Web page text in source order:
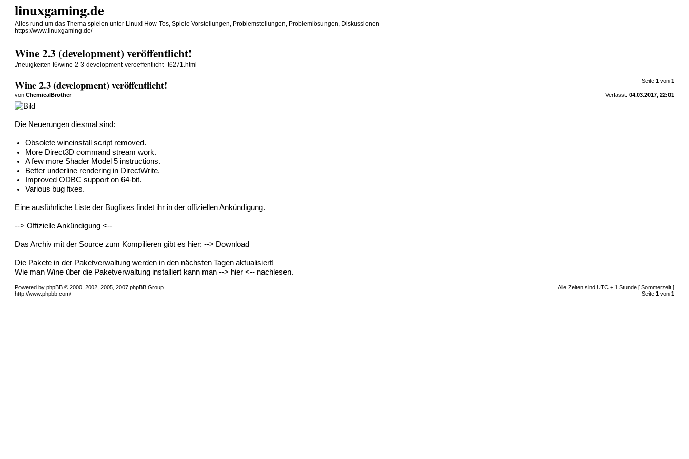
linuxgaming.de
Alles rund um das Thema spielen unter Linux! How-Tos, Spiele Vorstellungen, Problemstellungen, Problemlösungen, Diskussionen
https://www.linuxgaming.de/
Wine 2.3 (development) veröffentlicht!
./neuigkeiten-f6/wine-2-3-development-veroeffentlicht--t6271.html
Seite 1von 1
Wine 2.3 (development) veröffentlicht!
Verfasst: 04.03.2017, 22:01
vonChemicalBrother
Die Neuerungen diesmal sind:
Obsolete wineinstall script removed.
More Direct3D command stream work.
A few more Shader Model 5 instructions.
Better underline rendering in DirectWrite.
Improved ODBC support on 64-bit.
Various bug fixes.
Eine ausführliche Liste der Bugfixes findet ihr in der offiziellen Ankündigung.
-->Offizielle Ankündigung <--
Das Archiv mit der Source zum Kompilieren gibt es hier: --> Download
Die Pakete in der Paketverwaltung werden in den nächsten Tagen aktualisiert!
Wie man Wine über die Paketverwaltung installiert kann man --> hier <-- nachlesen.
Alle Zeiten sind UTC + 1 Stunde [ Sommerzeit ]
Seite 1von 1
Powered by phpBB © 2000, 2002, 2005, 2007 phpBB Group
http://www.phpbb.com/